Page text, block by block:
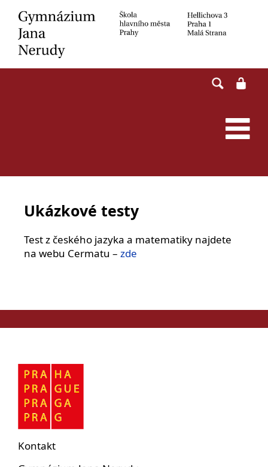
content
Ukázkové testy
Test z českého jazyka a matematiky najdete
na webu Cermatu – zde
Kontakt